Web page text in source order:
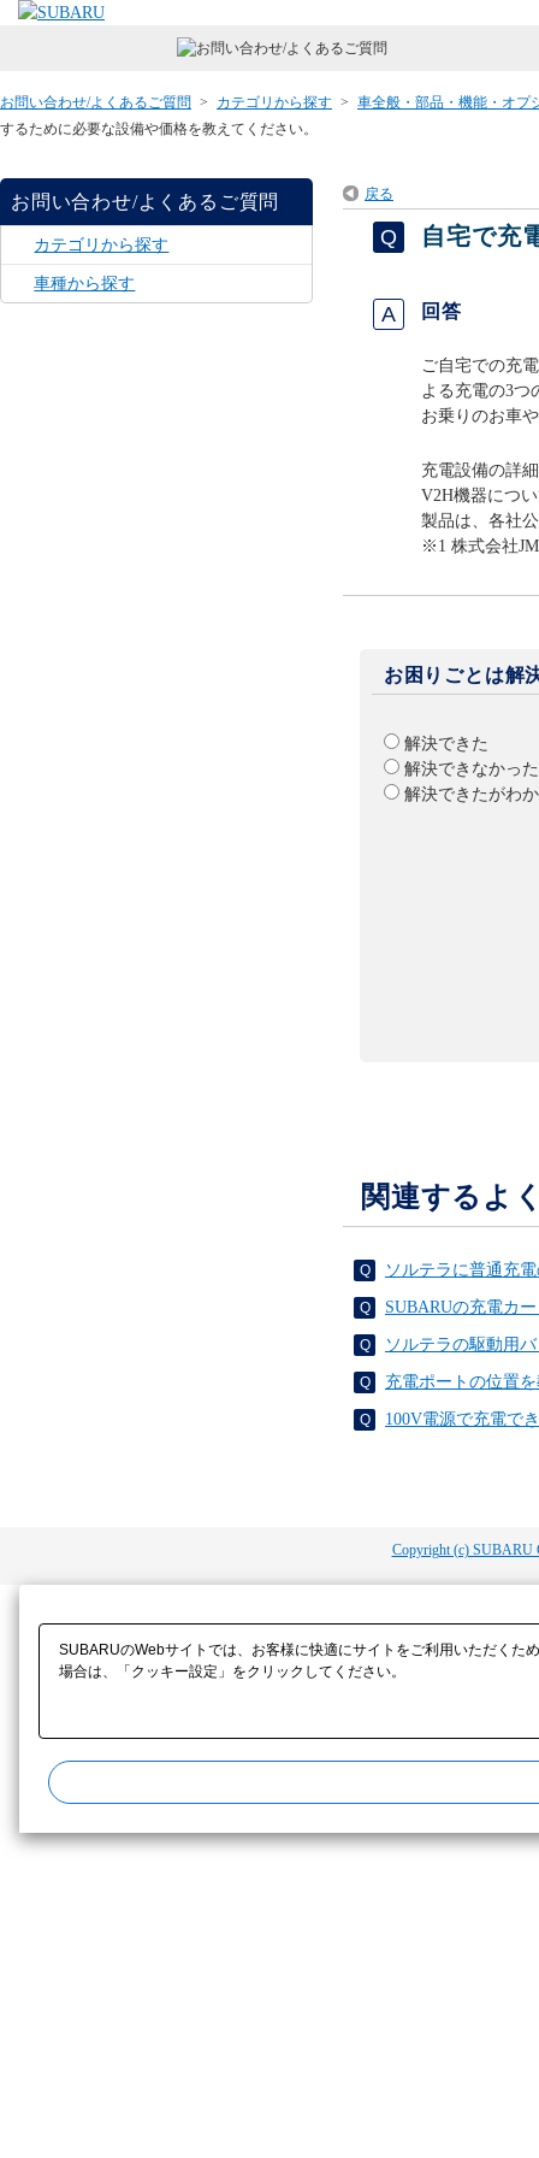
お問い合わせ/よくあるご質問 > カテゴリから探す > 車全般・部品・機能・オプ
するために必要な設備や価格を教えてください。
お問い合わせ/よくあるご質問
カテゴリから探す
車種から探す
戻る
自宅で充
回答
ご自宅での充
よる充電の3つ
お乗りのお車
充電設備の詳
V2H機器につ
製品は、各社
※1 株式会社
お困りごとは解
解決できた
解決できなかった
解決できたがわ
関連するよ
ソルテラに普通充
SUBARUの充電カ
ソルテラの駆動用
充電ポートの位置
100V電源で充電で
Copyright (c) SUBARU
SUBARUのWebサイトでは、お客様に快適にサイトをご利用いただく
場合は、「クッキー設定」をクリックしてください。​